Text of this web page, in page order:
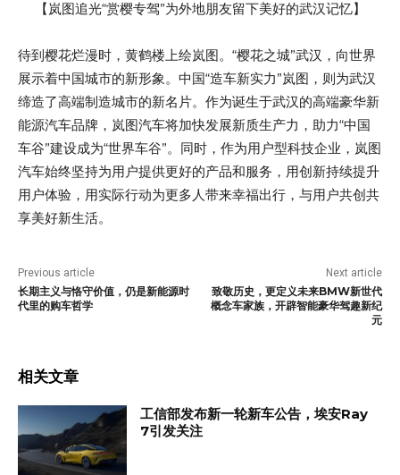
【岚图追光“赏樱专驾”为外地朋友留下美好的武汉记忆】
待到樱花烂漫时，黄鹤楼上绘岚图。“樱花之城”武汉，向世界
展示着中国城市的新形象。中国“造车新实力”岚图，则为武汉
缔造了高端制造城市的新名片。作为诞生于武汉的高端豪华新
能源汽车品牌，岚图汽车将加快发展新质生产力，助力“中国
车谷”建设成为“世界车谷”。同时，作为用户型科技企业，岚图
汽车始终坚持为用户提供更好的产品和服务，用创新持续提升
用户体验，用实际行动为更多人带来幸福出行，与用户共创共
享美好新生活。
Previous article
长期主义与恪守价值，仍是新能源时
代里的购车哲学
Next article
致敬历史，更定义未来BMW新世代
概念车家族，开辟智能豪华驾趣新纪
元
相关文章
工信部发布新一轮新车公告，埃安Ray
7引发关注